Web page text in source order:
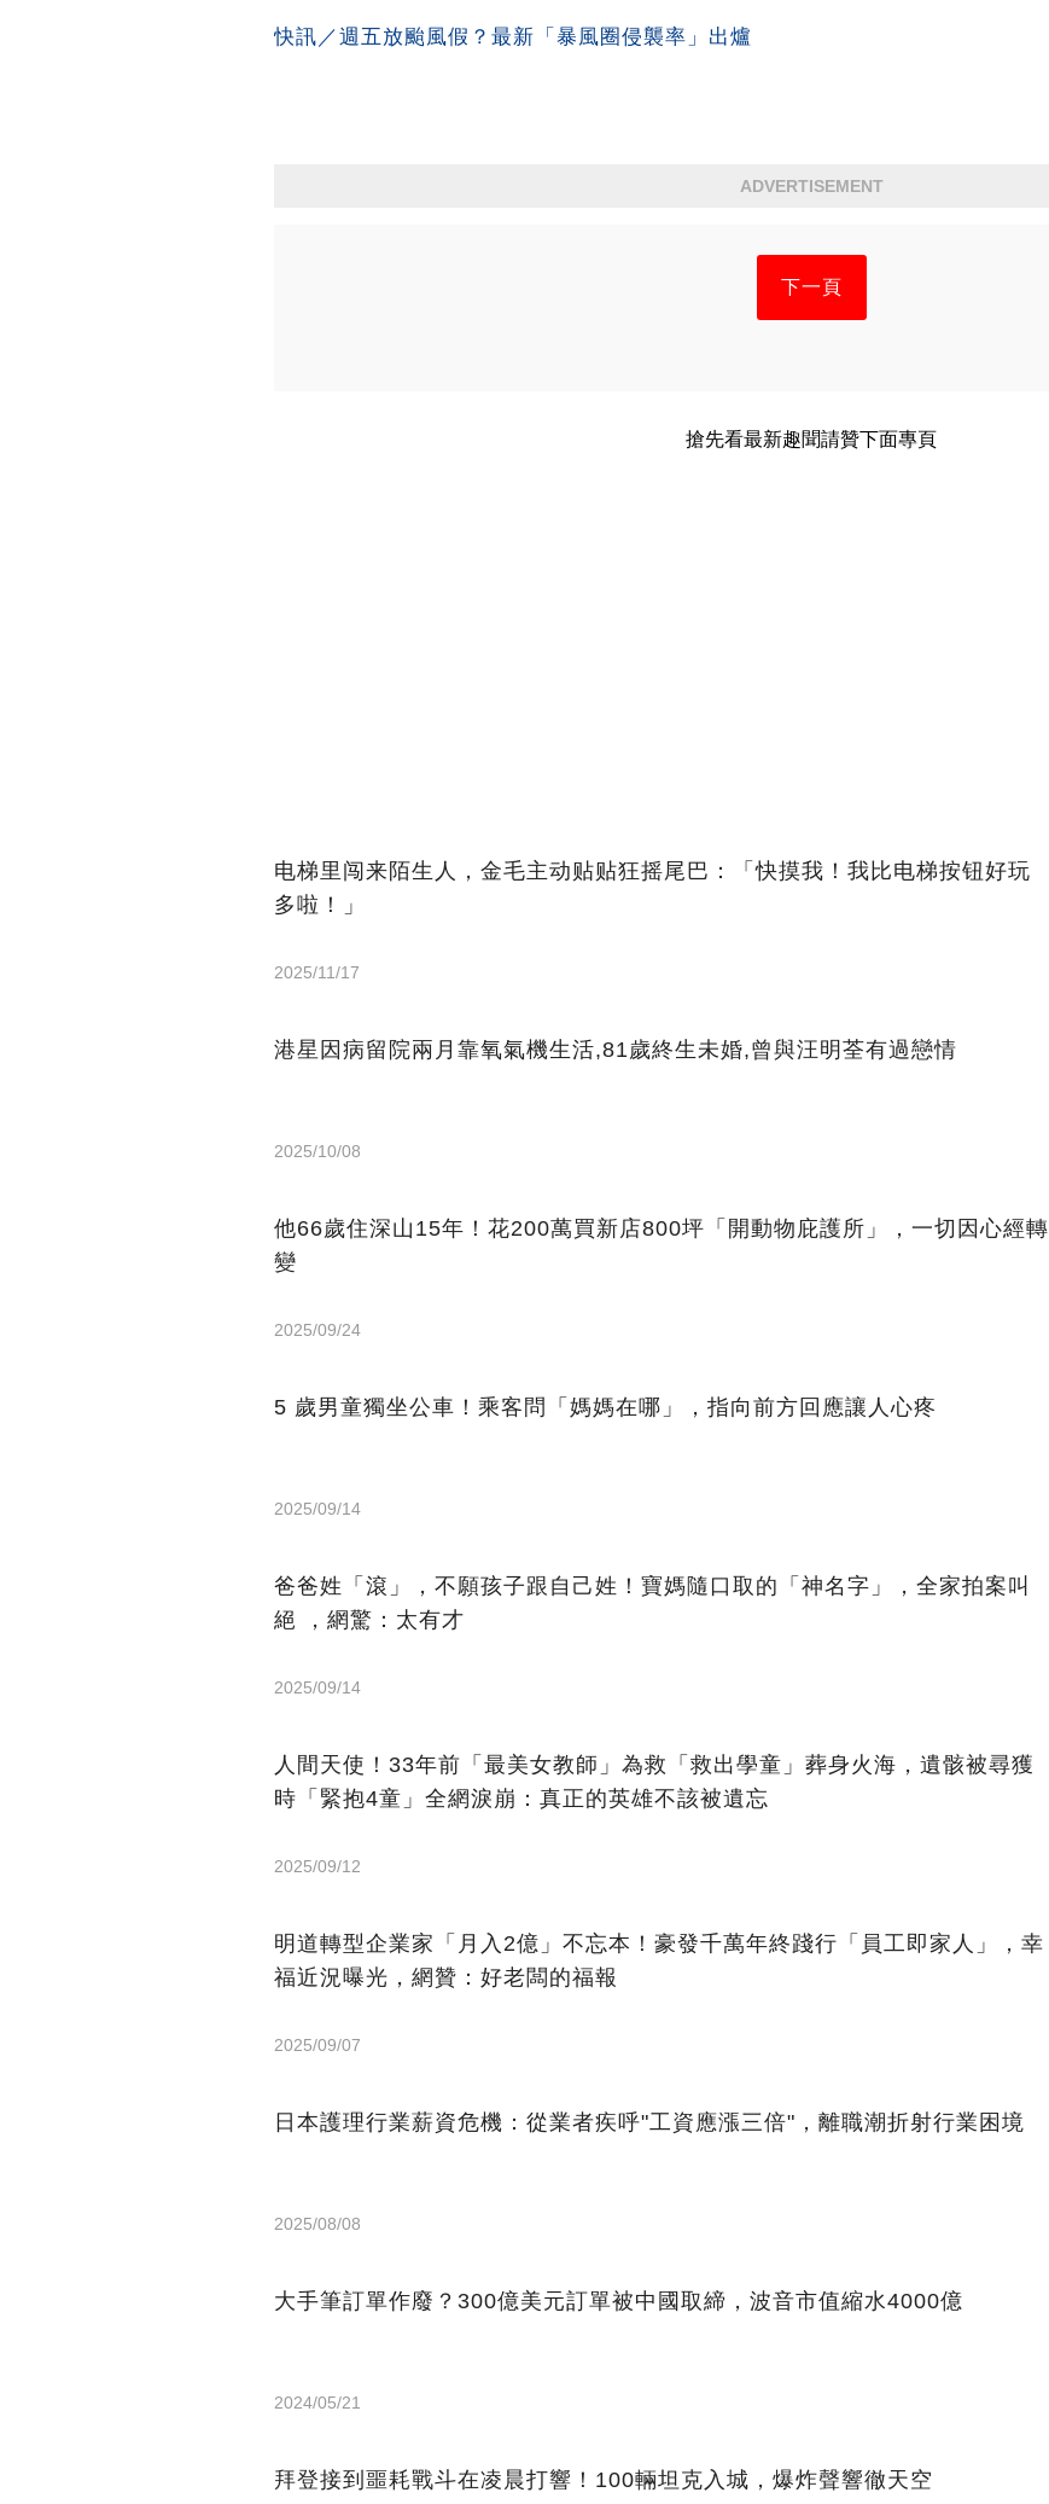
快訊／週五放颱風假？最新「暴風圈侵襲率」出爐
ADVERTISEMENT
下一頁
搶先看最新趣聞請贊下面專頁
电梯里闯来陌生人，金毛主动贴贴狂摇尾巴：「快摸我！我比电梯按钮好玩
多啦！」
2025/11/17
港星因病留院兩月靠氧氣機生活,81歲終生未婚,曾與汪明荃有過戀情
2025/10/08
他66歲住深山15年！花200萬買新店800坪「開動物庇護所」，一切因心經轉
變
2025/09/24
5 歲男童獨坐公車！乘客問「媽媽在哪」，指向前方回應讓人心疼
2025/09/14
爸爸姓「滾」，不願孩子跟自己姓！寶媽隨口取的「神名字」，全家拍案叫
絕 ，網驚：太有才
2025/09/14
人間天使！33年前「最美女教師」為救「救出學童」葬身火海，遺骸被尋獲
時「緊抱4童」全網淚崩：真正的英雄不該被遺忘
2025/09/12
明道轉型企業家「月入2億」不忘本！豪發千萬年終踐行「員工即家人」，幸
福近況曝光，網贊：好老闆的福報
2025/09/07
日本護理行業薪資危機：從業者疾呼"工資應漲三倍"，離職潮折射行業困境
2025/08/08
大手筆訂單作廢？300億美元訂單被中國取締，波音市值縮水4000億
2024/05/21
拜登接到噩耗戰斗在凌晨打響！100輛坦克入城，爆炸聲響徹天空